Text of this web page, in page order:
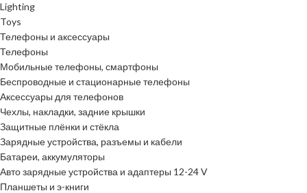
Lighting
Toys
Телефоны и аксессуары
Телефоны
Мобильные телефоны, смартфоны
Беспроводные и стационарные телефоны
Аксессуары для телефонов
Чехлы, накладки, задние крышки
Защитные плёнки и стёкла
Зарядные устройства, разъемы и кабели
Батареи, аккумуляторы
Авто зарядные устройства и адаптеры 12-24 V
Планшеты и э-книги